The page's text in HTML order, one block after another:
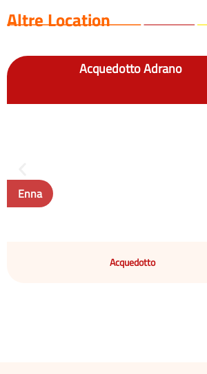
Altre Location
Acquedotto Adrano
Enna
Acquedotto